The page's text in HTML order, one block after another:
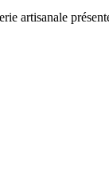
artisanale